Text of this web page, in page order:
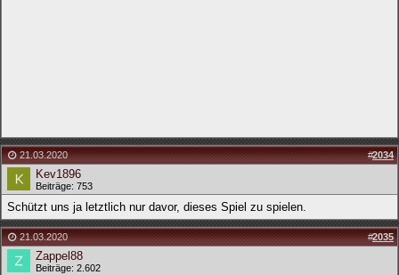
21.03.2020 #2034
Kev1896
Beiträge: 753
Schützt uns ja letztlich nur davor, dieses Spiel zu spielen.
21.03.2020 #2035
Zappel88
Beiträge: 2.602